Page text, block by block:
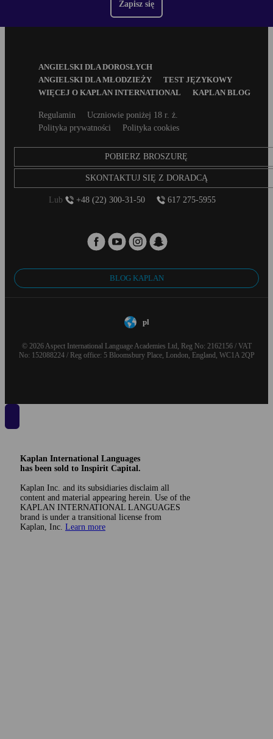
Zapisz się
ANGIELSKI DLA DOROSŁYCH
ANGIELSKI DLA MŁODZIEŻY
TEST JĘZYKOWY
WIĘCEJ O KAPLAN INTERNATIONAL
KAPLAN BLOG
SecondaryRegulamin
Uczniowie poniżej 18 r. ż.
Polityka prywatności
Polityka cookies
POBIERZ BROSZURĘ
SKONTAKTUJ SIĘ Z DORADCĄ
Lub +48 (22) 300-31-50 617 275-5955
BLOG KAPLAN
pl
© 2026 Aspect International Language Academies Ltd, Reg No: 2162156 / VAT
No: 152088224 / Reg office: 5 Bloomsbury Place, London, England, WC1A 2QP
Kaplan International Languages
has been sold to Inspirit Capital.
Kaplan Inc. and its subsidiaries disclaim all
content and material appearing herein. Use of the
KAPLAN INTERNATIONAL LANGUAGES
brand is under a transitional license from
Kaplan, Inc. Learn more